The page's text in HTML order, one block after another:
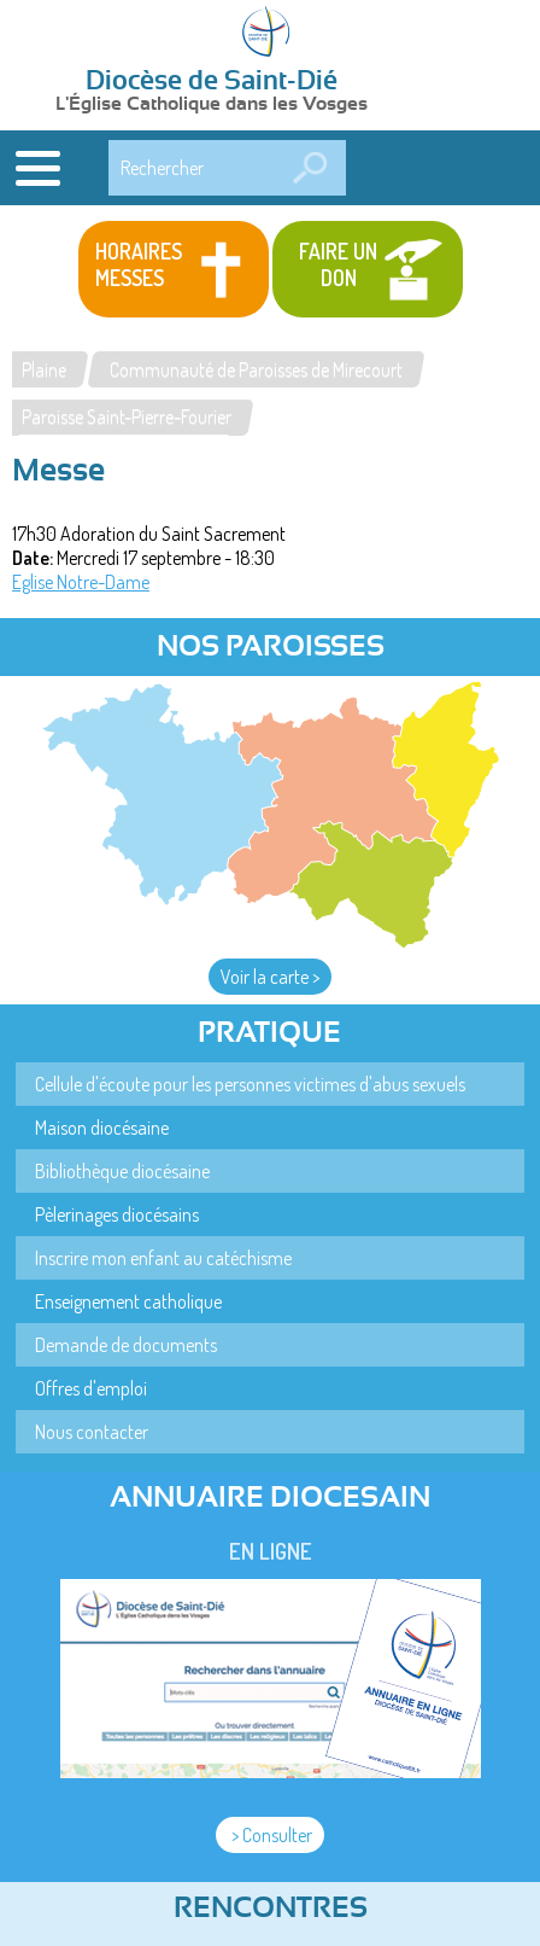
Diocèse de Saint-Dié
L'Église Catholique dans les Vosges
HORAIRES
MESSES
FAIRE UN
DON
Vous
êtes
ici
Plaine
Communauté de Paroisses de Mirecourt
Paroisse Saint-Pierre-Fourier
Messe
17h30 Adoration du Saint Sacrement
Date:Mercredi 17 septembre - 18:30
Eglise Notre-Dame
NOS PAROISSES
Voir la carte >
PRATIQUE
Cellule d'écoute pour les personnes victimes d'abus sexuels
Maison diocésaine
Bibliothèque diocésaine
Pèlerinages diocésains
Inscrire mon enfant au catéchisme
Enseignement catholique
Demande de documents
Offres d'emploi
Nous contacter
ANNUAIRE DIOCESAIN
EN LIGNE
> Consulter
RENCONTRES